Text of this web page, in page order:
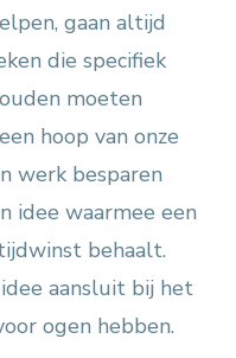
gaan altijd
die specifiek
moeten
hoop van onze
werk besparen
idee waarmee een
behaalt.
aansluit bij het
ogen hebben.